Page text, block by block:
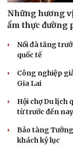
Những hương
ẩm thực đường
Nối đà tăng
quốc tế
Công nghiệp
Gia Lai
Hội chợ Du lịch
từ trước đến nay
Bảo tàng
khách kỷ lục